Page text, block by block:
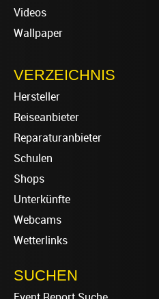
Videos
Wallpaper
VERZEICHNIS
Hersteller
Reiseanbieter
Reparaturanbieter
Schulen
Shops
Unterkünfte
Webcams
Wetterlinks
SUCHEN